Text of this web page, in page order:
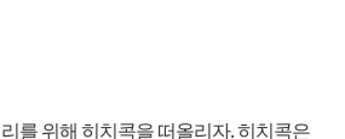
를 위해 히치콕을 떠올리자. 히치콕은